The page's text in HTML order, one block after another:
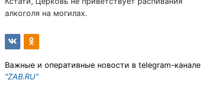
алкоголя на могилах.
Важные и оперативные новости в telegram-канале
"ZAB.RU"